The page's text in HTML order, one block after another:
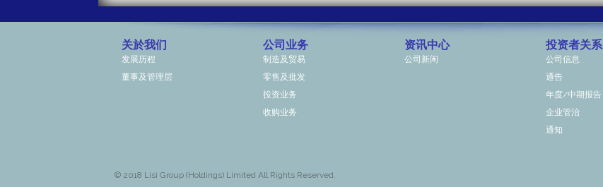
关於我们
发展历程
董事及管理层
公司业务
制造及贸易
零售及批发
投资业务
收购业务
资讯中心
公司新闲
投资者关系
公司信息
通告
年度/中期报告
企业管治
通知
© 2018 Lisi Group (Holdings) Limited All Rights Reserved.